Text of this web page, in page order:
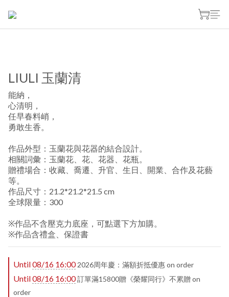
LIULI 玉蘭清
能納，
心清明，
任早春料峭，
勇敢生香。
作品外型：玉蘭花與花器的結合設計。
相關詞彙：玉蘭花、花、花器、花瓶。
贈禮場合：收藏、喬遷、升官、生日、開業、合作及花藝
等。
作品尺寸：21.2*21.2*21.5 cm
全球限量：300
※作品不含壓克力底座，可點選下方加購。
※作品含禮盒、保證書
Until08/16 16:002026周年慶：滿額折抵優惠 on order
Until08/16 16:00訂單滿15800贈《榮耀同行》不累贈 on
order